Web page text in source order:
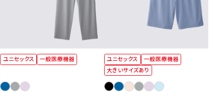
ユニセックス 一般医療機器 ユニセックス
一般医療機器
大きいサイズあり